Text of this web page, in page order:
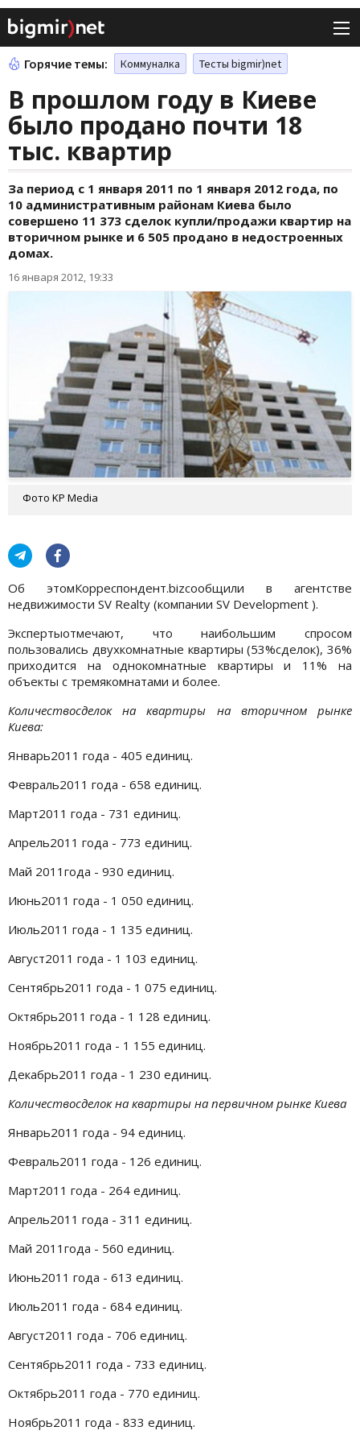
Горячие темы: Коммуналка Тесты bigmir)net
В прошлом году в Киеве
было продано почти 18
тыс. квартир
За период с 1 января 2011 по 1 января 2012 года, по
10 административным районам Киева было
совершено 11 373 сделок купли/продажи квартир на
вторичном рынке и 6 505 продано в недостроенных
домах.
16 января 2012, 19:33
Фото KP Media
Об этомКорреспондент.bizсообщили в агентстве
недвижимости SV Realty (компании SV Development ).
Экспертыотмечают, что наибольшим спросом
пользовались двухкомнатные квартиры (53%сделок), 36%
приходится на однокомнатные квартиры и 11% на
объекты с тремякомнатами и более.
Количествосделок на квартиры на вторичном рынке
Киева:
Январь2011 года - 405 единиц.
Февраль2011 года - 658 единиц.
Март2011 года - 731 единиц.
Апрель2011 года - 773 единиц.
Май 2011года - 930 единиц.
Июнь2011 года - 1 050 единиц.
Июль2011 года - 1 135 единиц.
Август2011 года - 1 103 единиц.
Сентябрь2011 года - 1 075 единиц.
Октябрь2011 года - 1 128 единиц.
Ноябрь2011 года - 1 155 единиц.
Декабрь2011 года - 1 230 единиц.
Количествосделок на квартиры на первичном рынке Киева
Январь2011 года - 94 единиц.
Февраль2011 года - 126 единиц.
Март2011 года - 264 единиц.
Апрель2011 года - 311 единиц.
Май 2011года - 560 единиц.
Июнь2011 года - 613 единиц.
Июль2011 года - 684 единиц.
Август2011 года - 706 единиц.
Сентябрь2011 года - 733 единиц.
Октябрь2011 года - 770 единиц.
Ноябрь2011 года - 833 единиц.